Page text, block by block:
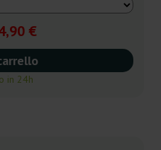
€
in 24h